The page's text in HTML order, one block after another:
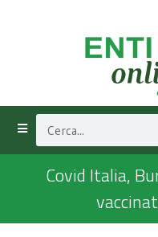
Covid Italia,